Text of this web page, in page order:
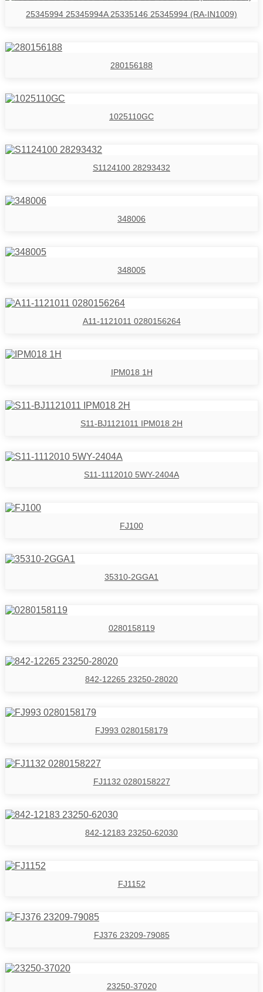
25345994 25345994A 25335146 25345994 (RA-IN1009)
280156188
1025110GC
S1124100 28293432
348006
348005
A11-1121011 0280156264
IPM018 1H
S11-BJ1121011 IPM018 2H
S11-1112010 5WY-2404A
FJ100
35310-2GGA1
0280158119
842-12265 23250-28020
FJ993 0280158179
FJ1132 0280158227
842-12183 23250-62030
FJ1152
FJ376 23209-79085
23250-37020